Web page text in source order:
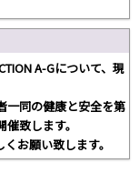
A-Gについて、現
一同の健康と安全を第
致します。
お願い致します。